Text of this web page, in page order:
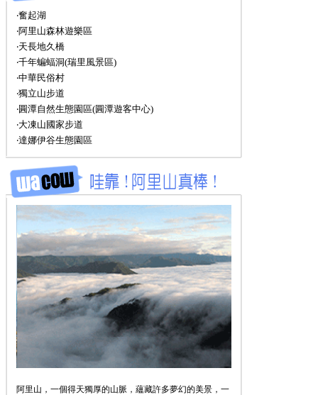
‧奮起湖
‧阿里山森林遊樂區
‧天長地久橋
‧千年蝙蝠洞(瑞里風景區)
‧中華民俗村
‧獨立山步道
‧圓潭自然生態園區(圓潭遊客中心)
‧大凍山國家步道
‧達娜伊谷生態園區
阿里山，一個得天獨厚的山脈，蘊藏許多夢幻的美景，一